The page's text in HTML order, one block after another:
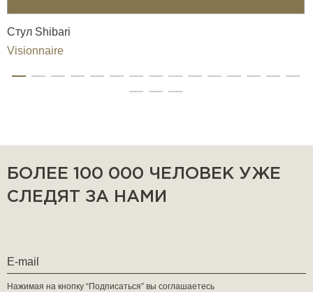
Стул Shibari
Visionnaire
БОЛЕЕ 100 000 ЧЕЛОВЕК УЖЕ
СЛЕДЯТ ЗА НАМИ
Нажимая на кнопку “Подписаться” вы соглашаетесь